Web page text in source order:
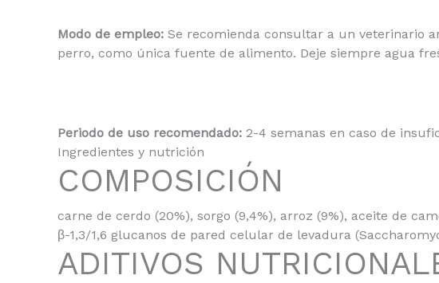
Modo de empleo: Se recomienda consultar a un veterinario
perro, como única fuente de alimento. Deje siempre agua
Periodo de uso recomendado: 2-4 semanas en caso de
Ingredientes y nutrición
COMPOSICIÓN
carne de cerdo (20%), sorgo (9,4%), arroz (9%), aceite de
β-1,3/1,6 glucanos de pared celular de levadura
ADITIVOS